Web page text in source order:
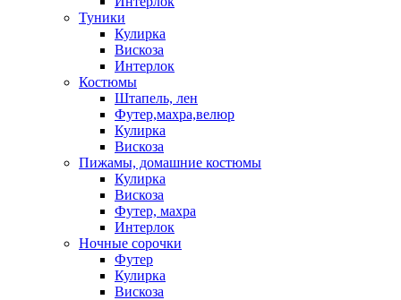
Туники
Кулирка
Вискоза
Интерлок
Костюмы
Штапель, лен
Футер,махра,велюр
Кулирка
Вискоза
Пижамы, домашние костюмы
Кулирка
Вискоза
Футер, махра
Интерлок
Ночные сорочки
Футер
Кулирка
Вискоза